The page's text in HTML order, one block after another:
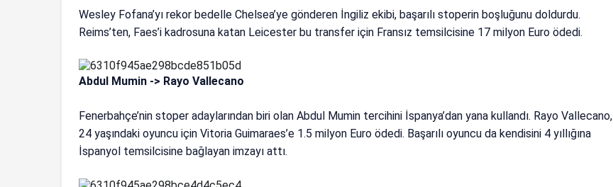
Wesley Fofana’yı rekor bedelle Chelsea’ye gönderen İngiliz ekibi, başarılı stoperin boşluğunu doldurdu.
Reims’ten, Faes’i kadrosuna katan Leicester bu transfer için Fransız temsilcisine 17 milyon Euro ödedi.
Abdul Mumin -> Rayo Vallecano
Fenerbahçe’nin stoper adaylarından biri olan Abdul Mumin tercihini İspanya’dan yana kullandı. Rayo Vallecano,
24 yaşındaki oyuncu için Vitoria Guimaraes’e 1.5 milyon Euro ödedi. Başarılı oyuncu da kendisini 4 yıllığına
İspanyol temsilcisine bağlayan imzayı attı.